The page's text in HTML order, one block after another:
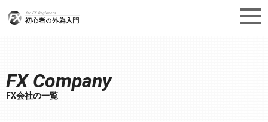
FX Company
FX会社の一覧